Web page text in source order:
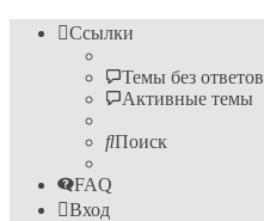
Ссылки
Темы без ответов
Активные темы
Поиск
FAQ
Вход